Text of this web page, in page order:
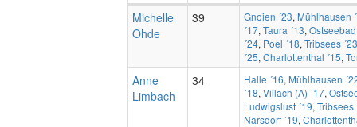
Michelle
Ohde
39 Gnoien ´23, Mühlhausen
´17, Taura ´13,
´24, Poel ´18, Tribsees ´23
´25, Charlottenthal ´15,
Anne
Limbach
34 Halle ´16, Mühlhausen
´18, Villach (A) ´17,
Ludwigslust ´19, Tribsees
Narsdorf ´19,